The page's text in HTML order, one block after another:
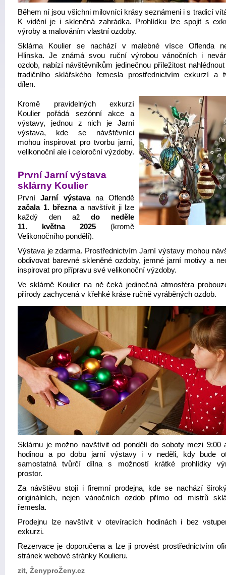
Během ní jsou všichni milovníci krásy seznámeni i s tradicí
K vidění je i skleněná zahrádka. Prohlídku lze spojit s
výroby a malováním vlastní ozdoby.
Sklárna Koulier se nachází v malebné vísce Oflenda
Hlinska. Je známá svou ruční výrobou vánočních i
ozdob, nabízí návštěvníkům jedinečnou příležitost
tradičního sklářského řemesla prostřednictvím exkurzí a
dílen.
Kromě pravidelných exkurzí
Koulier pořádá sezónní akce a
výstavy, jednou z nich je Jarní
výstava, kde se návštěvníci
mohou inspirovat pro tvorbu jarní,
velikonoční ale i celoroční výzdoby.
První Jarní výstava
sklárny Koulier
První Jarní výstava na Oflendě
začala 1. března a navštívit ji lze
každý den aždo neděle
11. května 2025 (kromě
Velikonočního pondělí).
Výstava je zdarma. Prostřednictvím Jarní výstavy mohou
obdivovat barevné skleněné ozdoby, jemné jarní motivy a
inspirovat pro přípravu své velikonoční výzdoby.
Ve sklárně Koulier na ně čeká jedinečná atmosféra
přírody zachycená v křehké kráse ručně vyráběných ozdob.
Sklárnu je možno navštívit od pondělí do soboty mezi 9:00
hodinou a po dobu jarní výstavy i v neděli, kdy bude
samostatná tvůrčí dílna s možností krátké prohlídky
prostor.
Za návštěvu stojí i firemní prodejna, kde se nachází
originálních, nejen vánočních ozdob přímo od mistrů
řemesla.
Prodejnu lze navštívit v otevíracích hodinách i bez
exkurzi.
Rezervace je doporučena a lze ji provést prostřednictvím
stránek webové stránky Koulieru.
zit, ŽenyproŽeny.cz